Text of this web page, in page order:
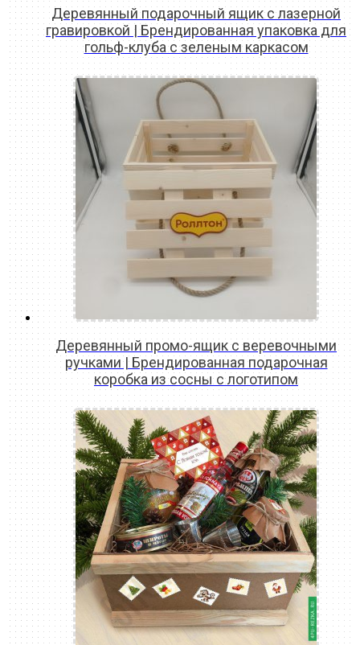
Деревянный подарочный ящик с лазерной
гравировкой | Брендированная упаковка для
гольф-клуба с зеленым каркасом
READ MORE
Деревянный промо-ящик с веревочными
ручками | Брендированная подарочная
коробка из сосны с логотипом
READ MORE